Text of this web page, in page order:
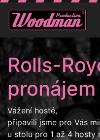
Rolls-
Vážení hosté,
připavili jsme pro Vás
u stolu pro 1 až 4 hosty